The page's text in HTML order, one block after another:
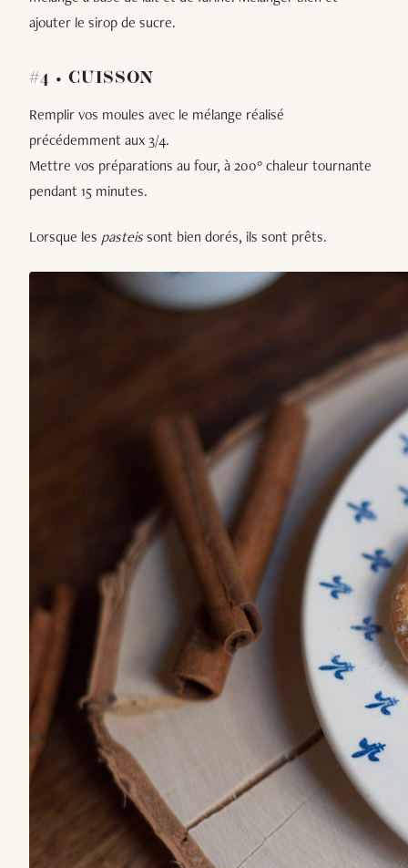
ajouter le sirop de sucre.
#4 • CUISSON
Remplir vos moules avec le mélange réalisé
précédemment aux 3/4.
Mettre vos préparations au four, à 200° chaleur tournante
pendant 15 minutes.
Lorsque les pasteissont bien dorés, ils sont prêts.